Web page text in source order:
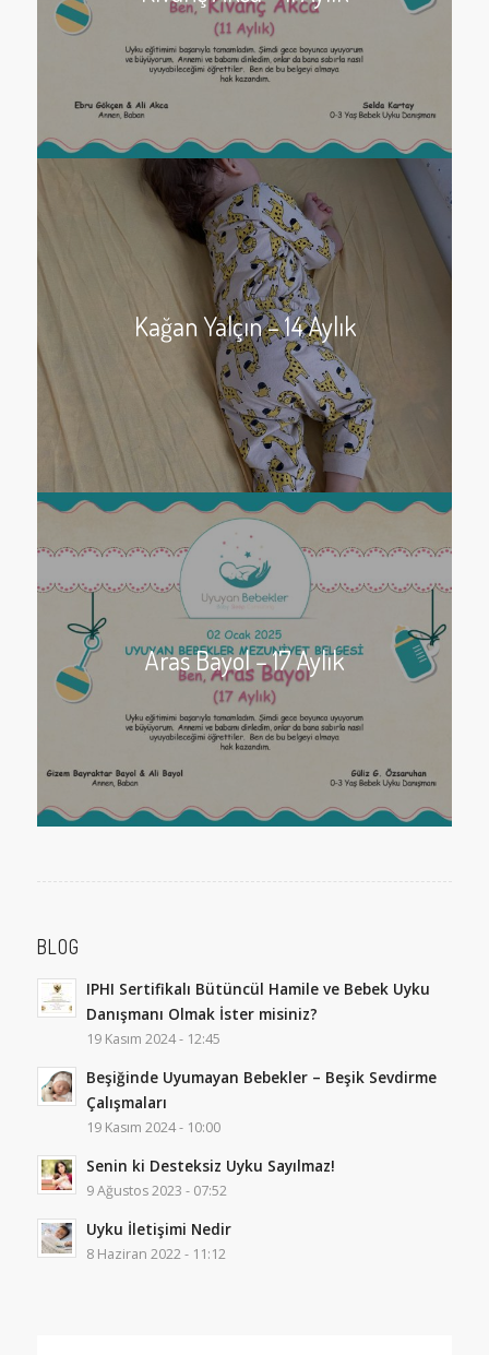
Kağan Yalçın – 14 Aylık
Aras Bayol – 17 Aylık
BLOG
IPHI Sertifikalı Bütüncül Hamile ve Bebek Uyku
Danışmanı Olmak İster misiniz?
19 Kasım 2024 - 12:45
Beşiğinde Uyumayan Bebekler – Beşik Sevdirme
Çalışmaları
19 Kasım 2024 - 10:00
Senin ki Desteksiz Uyku Sayılmaz!
9 Ağustos 2023 - 07:52
Uyku İletişimi Nedir
8 Haziran 2022 - 11:12